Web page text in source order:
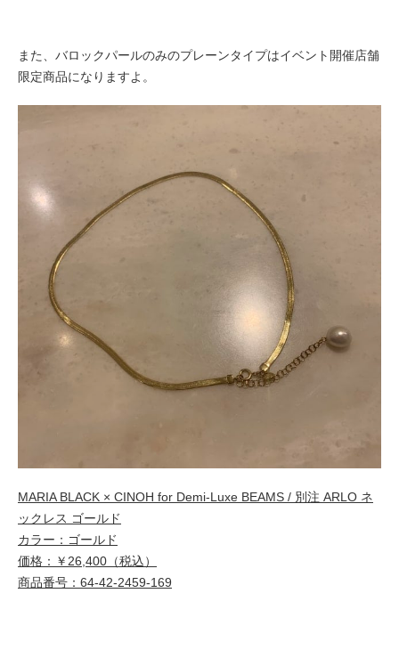
また、バロックパールのみのプレーンタイプはイベント開催店舗
限定商品になりますよ。
MARIA BLACK × CINOH for Demi-Luxe BEAMS / 別注 ARLO ネ
ックレス ゴールド
カラー：ゴールド
価格：￥26,400（税込）
商品番号：64-42-2459-169